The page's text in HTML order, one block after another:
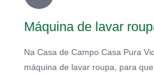
Máquina de lavar
Na Casa de Campo Casa Pura
máquina de lavar roupa, para